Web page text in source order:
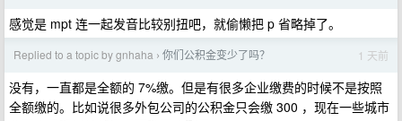
感觉是 mpt 连一起发音比较别扭吧，就偷懒把 p 省略掉了。
Replied to a topic by gnhaha › 你们公积金变少了吗？ 1 天前
没有，一直都是全额的 7%缴。但是有很多企业缴费的时候不是按照
全额缴的。比如说很多外包公司的公积金只会缴 300 ，现在一些城市